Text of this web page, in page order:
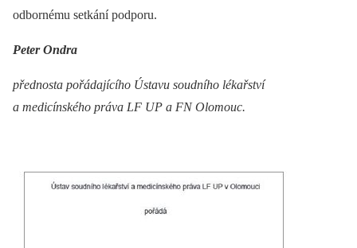
odbornému setkání podporu.
Peter Ondra
přednosta pořádajícího Ústavu soudního lékařství
a medicínského práva LF UP a FN Olomouc.